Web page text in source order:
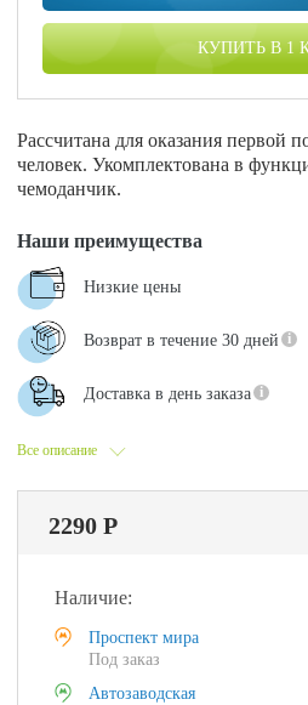
КУПИТЬ В 1
Рассчитана для оказания первой
человек. Укомплектована в
чемоданчик.
Все описание
Наши преимущества
Низкие цены
Возврат в течение 30 дней
Доставка в день заказа
2290 Р
Наличие:
Проспект мира
Под заказ
Автозаводская